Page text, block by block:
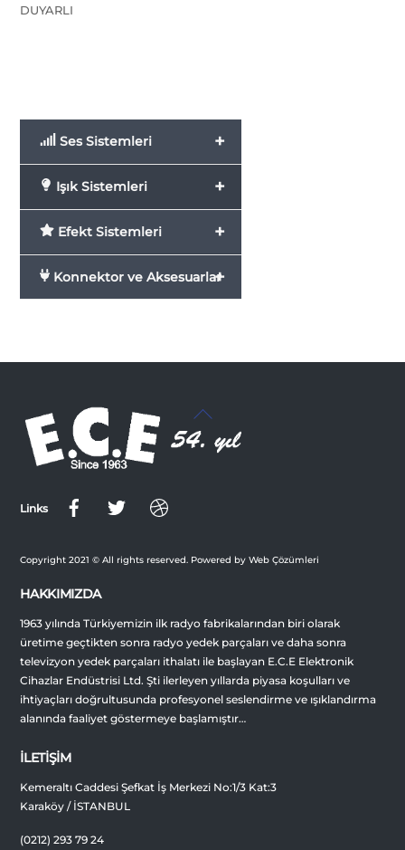
DUYARLI
+
Ses Sistemleri
+
Işık Sistemleri
+
Efekt Sistemleri
+
Konnektor ve Aksesuarlar
Back
Top
Links
Copyright 2021 © All rights reserved. Powered by Web Çözümleri
HAKKIMIZDA
1963 yılında Türkiyemizin ilk radyo fabrikalarından biri olarak
üretime geçtikten sonra radyo yedek parçaları ve daha sonra
televizyon yedek parçaları ithalatı ile başlayan E.C.E Elektronik
Cihazlar Endüstrisi Ltd. Şti ilerleyen yıllarda piyasa koşulları ve
ihtiyaçları doğrultusunda profesyonel seslendirme ve ışıklandırma
alanında faaliyet göstermeye başlamıştır…
İLETİŞİM
Kemeraltı Caddesi Şefkat İş Merkezi No:1/3 Kat:3
Karaköy / İSTANBUL
(0212) 293 79 24